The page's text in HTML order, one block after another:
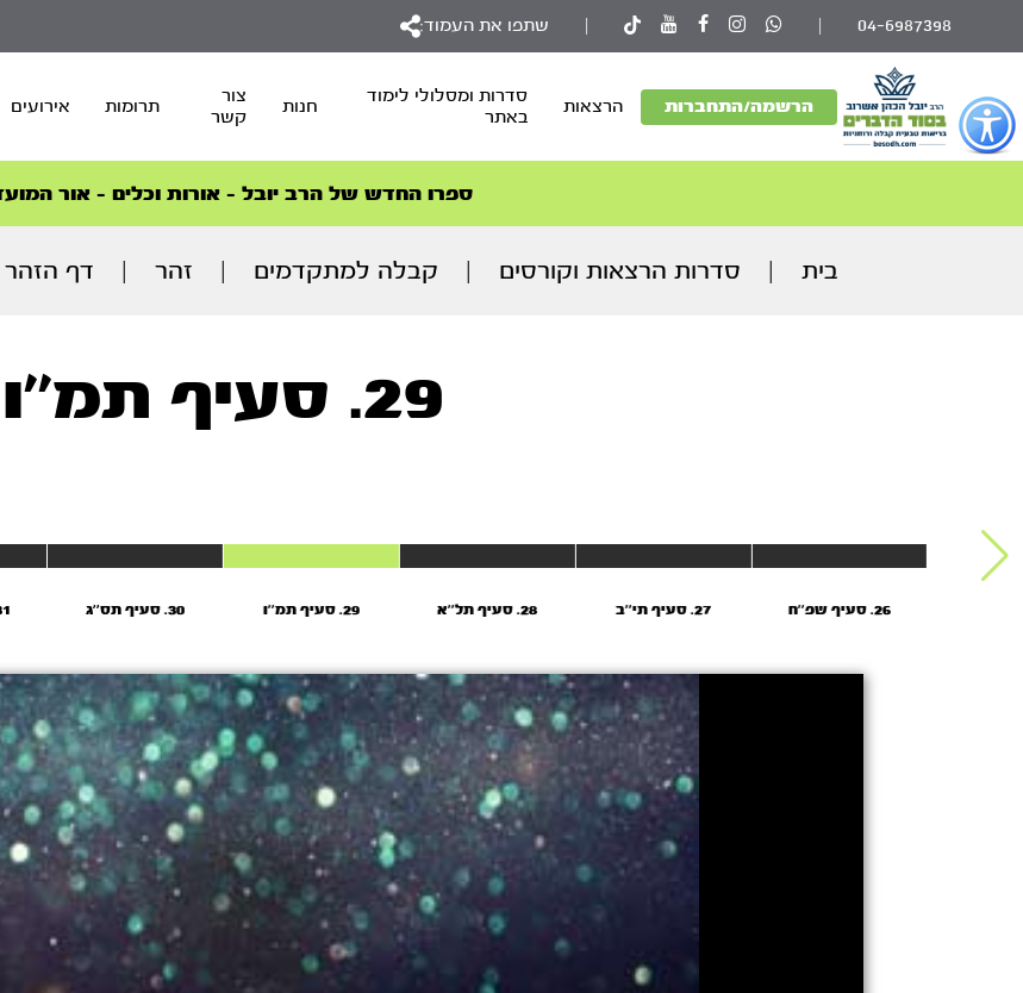
כפתור
לפתיחת
תפריט
נגישות
04-6987398 שתפו את העמוד:
הרשמה/התחברות הרצאות
סדרות ומסלולי לימוד
באתר
חנות
צור
קשר
תרומות אירועים
סדרות הפודקאסטים
הסדרה המובילה החודש – דרך המלך
ספרו החדש של הרב יובל – אורות וכלים – אור
הצטרפו למהפכת הבריאות הטבעית >
סדרות הפודקאסטים
הסדרה המובילה החודש – דרך המלך
בית סדרות הרצאות וקורסים קבלה למתקדמים זהר דף הזהר
29. סעיף תמ''ו
26. סעיף שפ''ח 27. סעיף תי''ב 28. סעיף תל''א 29. סעיף תמ''ו 30. סעיף תס''ג 31.